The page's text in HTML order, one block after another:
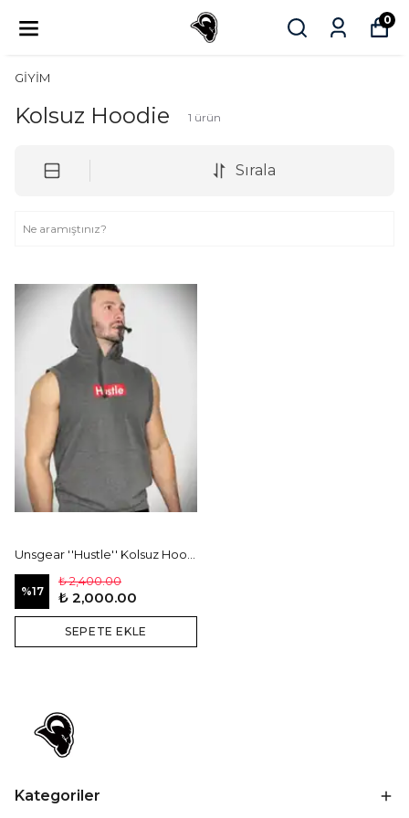
0
GİYİM
Kolsuz Hoodie 1 ürün
Sırala
%17
₺ 2,400.00
₺ 2,000.00
SEPETE EKLE
Kategoriler